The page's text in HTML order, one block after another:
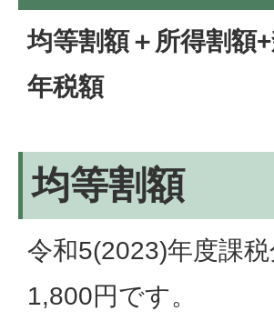
均等割額＋所得割額
年税額
均等割額
令和5(2023)年度課
1,800円です。